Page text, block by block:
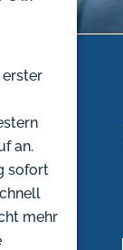
an.
sofort
mehr